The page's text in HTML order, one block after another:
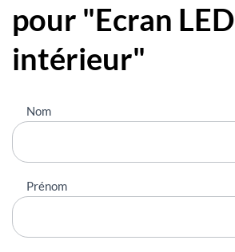
pour "Ecran LED
intérieur"
Nous
contacter
Nom
Prénom